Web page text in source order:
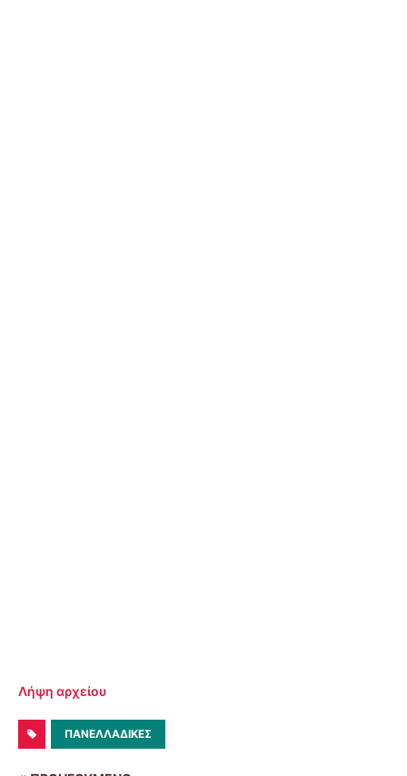
Λήψη αρχείου
ΠΑΝΕΛΛΑΔΙΚΕΣ